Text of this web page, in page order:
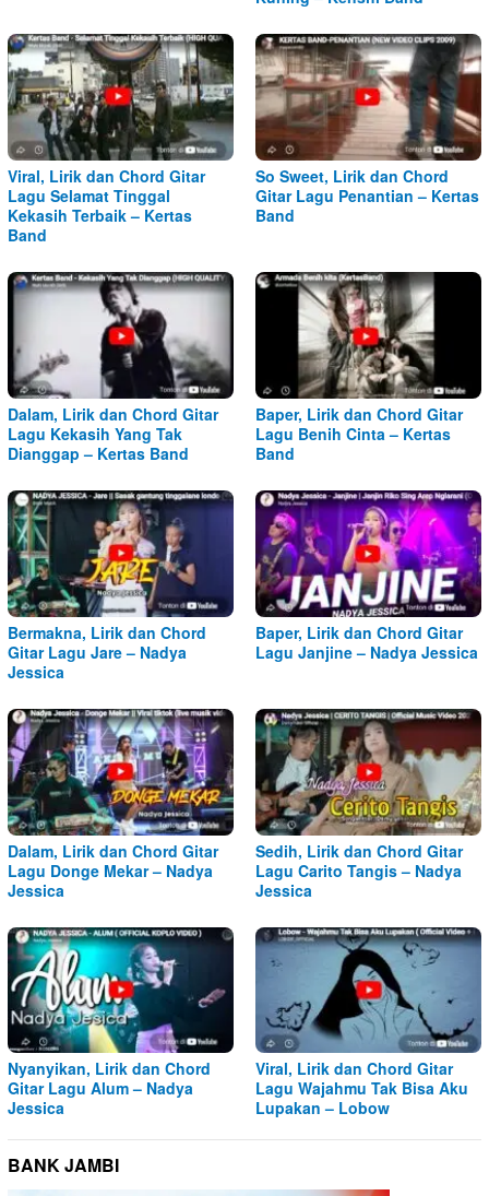
Viral, Lirik dan Chord Gitar
Lagu Selamat Tinggal
Kekasih Terbaik – Kertas
Band
So Sweet, Lirik dan Chord
Gitar Lagu Penantian – Kertas
Band
Dalam, Lirik dan Chord Gitar
Lagu Kekasih Yang Tak
Dianggap – Kertas Band
Baper, Lirik dan Chord Gitar
Lagu Benih Cinta – Kertas
Band
Bermakna, Lirik dan Chord
Gitar Lagu Jare – Nadya
Jessica
Baper, Lirik dan Chord Gitar
Lagu Janjine – Nadya Jessica
Dalam, Lirik dan Chord Gitar
Lagu Donge Mekar – Nadya
Jessica
Sedih, Lirik dan Chord Gitar
Lagu Carito Tangis – Nadya
Jessica
Nyanyikan, Lirik dan Chord
Gitar Lagu Alum – Nadya
Jessica
Viral, Lirik dan Chord Gitar
Lagu Wajahmu Tak Bisa Aku
Lupakan – Lobow
BANK JAMBI